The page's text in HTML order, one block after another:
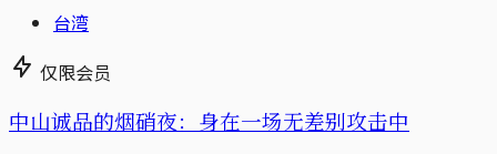
台湾
仅限会员
中山诚品的烟硝夜：身在一场无差别攻击中